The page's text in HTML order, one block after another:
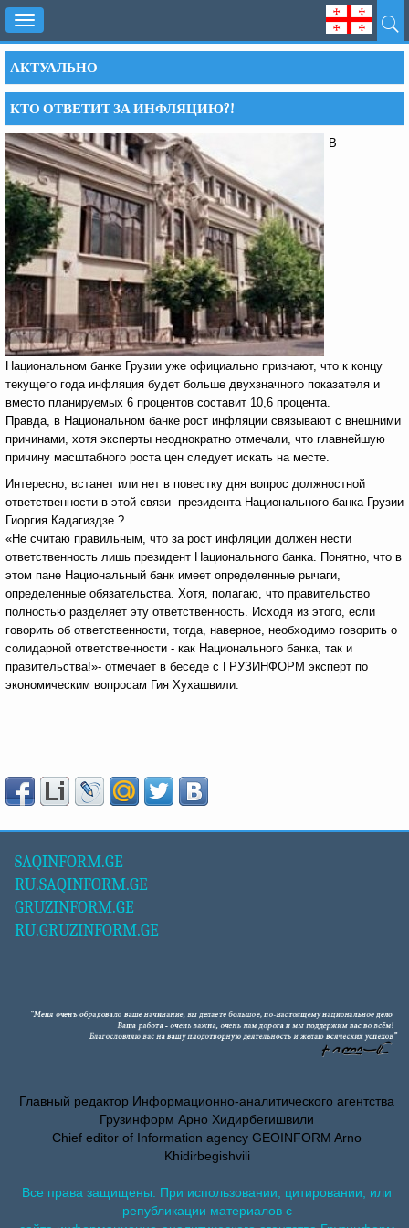
Toggle
navigation
АКТУАЛЬНО
КТО ОТВЕТИТ ЗА ИНФЛЯЦИЮ?!
В
Национальном банке Грузии уже официально признают, что к концу
текущего года инфляция будет больше двухзначного показателя и
вместо планируемых 6 процентов составит 10,6 процента.
Правда, в Национальном банке рост инфляции связывают с внешними
причинами, хотя эксперты неоднократно отмечали, что главнейшую
причину масштабного роста цен следует искать на месте.
Интересно, встанет или нет в повестку дня вопрос должностной
ответственности в этой связи президента Национального банка Грузии
Гиоргия Кадагиздзе ?
«Не считаю правильным, что за рост инфляции должен нести
ответственность лишь президент Национального банка. Понятно, что в
этом пане Национальный банк имеет определенные рычаги,
определенные обязательства. Хотя, полагаю, что правительство
полностью разделяет эту ответственность. Исходя из этого, если
говорить об ответственности, тогда, наверное, необходимо говорить о
солидарной ответственности - как Национального банка, так и
правительства!»- отмечает в беседе с ГРУЗИНФОРМ эксперт по
экономическим вопросам Гия Хухашвили.
SAQINFORM.GE
RU.SAQINFORM.GE
GRUZINFORM.GE
RU.GRUZINFORM.GE
Главный редактор Информационно-аналитического агентства
Грузинформ Арно Хидирбегишвили
Chief editor of Information agency GEOINFORM Arno
Khidirbegishvili
Все права защищены. При использовании, цитировании, или
републикации материалов с